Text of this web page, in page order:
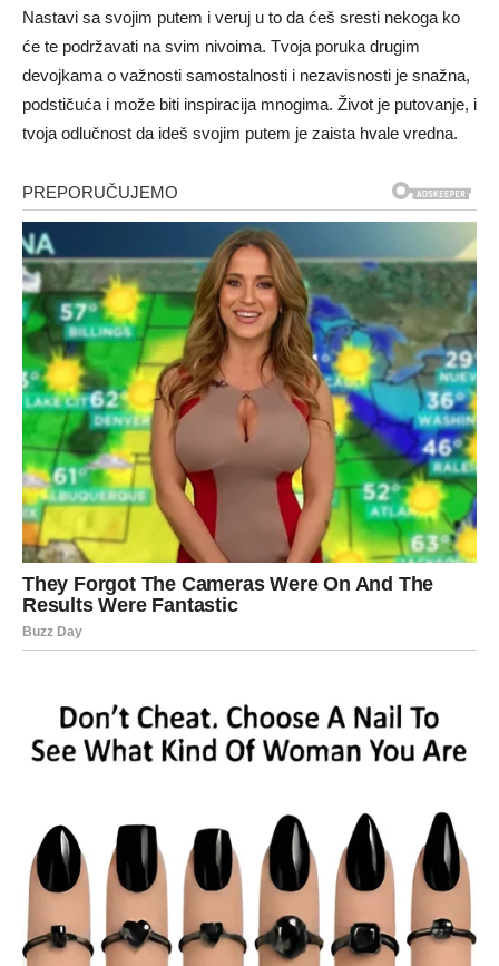
Nastavi sa svojim putem i veruj u to da ćeš sresti nekoga ko
će te podržavati na svim nivoima. Tvoja poruka drugim
devojkama o važnosti samostalnosti i nezavisnosti je snažna,
podstičuća i može biti inspiracija mnogima. Život je putovanje, i
tvoja odlučnost da ideš svojim putem je zaista hvale vredna.